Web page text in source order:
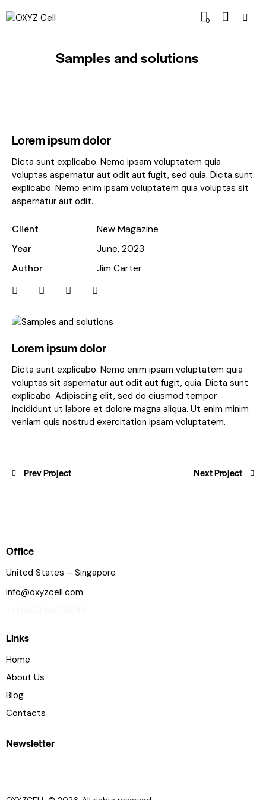
0
Samples and solutions
Lorem ipsum dolor
Dicta sunt explicabo. Nemo ipsam voluptatem quia
voluptas aspernatur aut odit aut fugit, sed quia. Dicta sunt
explicabo. Nemo enim ipsam voluptatem quia voluptas sit
aspernatur aut odit.
Client
New Magazine
Year
June, 2023
Author
Jim Carter
Lorem ipsum dolor
Dicta sunt explicabo. Nemo enim ipsam voluptatem quia
voluptas sit aspernatur aut odit aut fugit, quia. Dicta sunt
explicabo. Adipiscing elit, sed do eiusmod tempor
incididunt ut labore et dolore magna aliqua. Ut enim minim
veniam quis nostrud exercitation ipsam voluptatem.
Prev Project Next Project
Office
United States – Singapore
info@oxyzcell.com
Links
Home
About Us
Blog
Contacts
Newsletter